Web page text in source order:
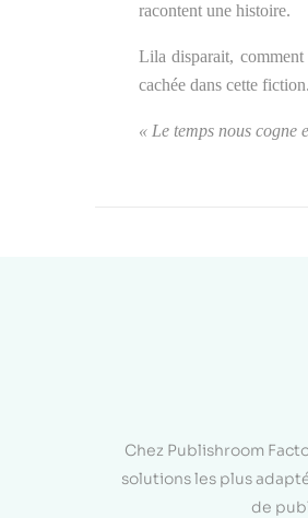
racontent une histoire.
Lila disparait, comment
cachée dans cette fiction.
« Le temps nous cogne
Chez Publishroom
solutions les plus
de